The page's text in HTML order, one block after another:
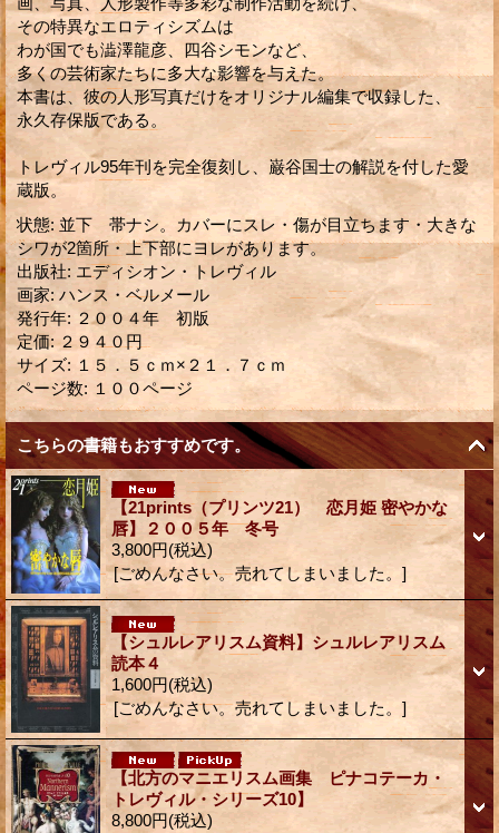
その特異なエロティシズムは
わが国でも澁澤龍彦、四谷シモンなど、
多くの芸術家たちに多大な影響を与えた。
本書は、彼の人形写真だけをオリジナル編集で収録した、
永久存保版である。
トレヴィル95年刊を完全復刻し、巌谷国士の解説を付した愛
蔵版。
状態: 並下 帯ナシ。カバーにスレ・傷が目立ちます・大きな
シワが2箇所・上下部にヨレがあります。
出版社: エディシオン・トレヴィル
画家: ハンス・ベルメール
発行年: ２００４年 初版
定価: ２９４０円
サイズ: １５．５ｃｍ×２１．７ｃｍ
ページ数: １００ページ
こちらの書籍もおすすめです。
【21prints（プリンツ21） 恋月姫 密やかな
唇】２００５年 冬号
3,800円(税込)
[ごめんなさい。売れてしまいました。]
【シュルレアリスム資料】シュルレアリスム
読本４
1,600円(税込)
[ごめんなさい。売れてしまいました。]
【北方のマニエリスム画集 ピナコテーカ・
トレヴィル・シリーズ10】
8,800円(税込)